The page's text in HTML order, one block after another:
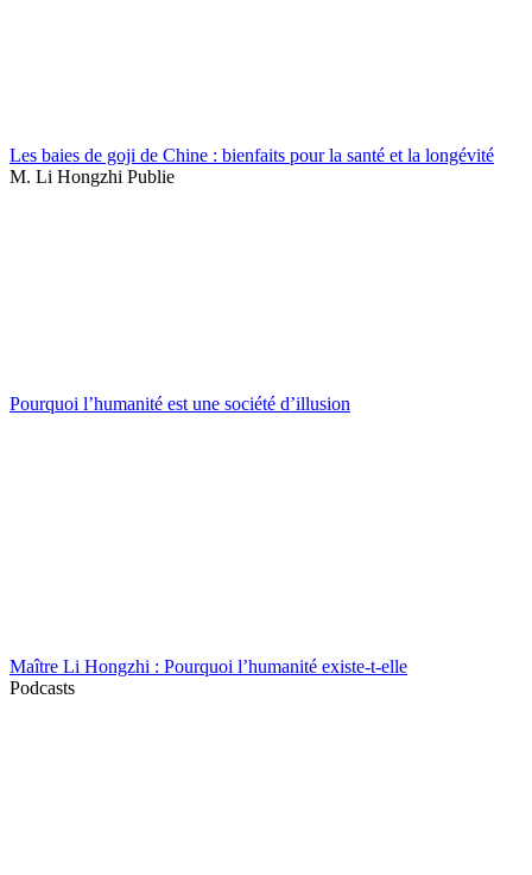
Les baies de goji de Chine : bienfaits pour la santé et la longévité
M. Li Hongzhi Publie
Pourquoi l’humanité est une société d’illusion
Maître Li Hongzhi : Pourquoi l’humanité existe-t-elle
Podcasts